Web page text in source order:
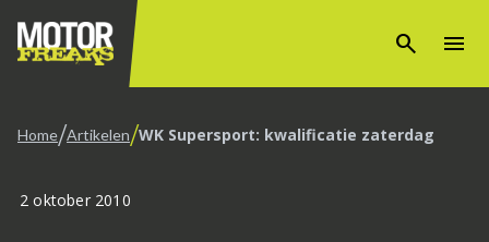
search menu
Home/Artikelen/WK Supersport: kwalificatie zaterdag
2 oktober 2010